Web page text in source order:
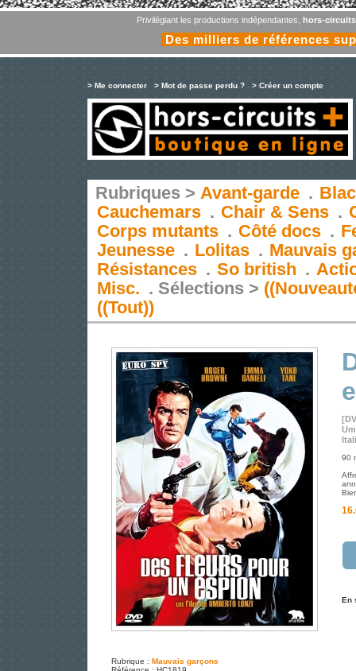
Privilégiant les productions indépendantes, hors-
Des milliers de références
> Me connecter > Mot de passe perdu ? > Créer un compte
Rubriques > Avant-garde .
Cauchemars . Chair & Sens .
Corps mutants . Côté docs .
Jeunesse . Lolitas . Mauvais
Résistances . So british .
Misc. . Sélections >
((Tout))
Rubrique : Mauvais garçons
90
En